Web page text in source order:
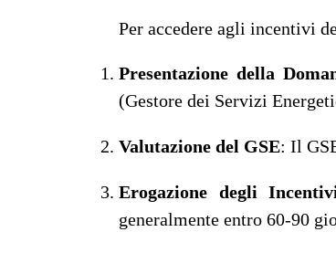
Per accedere agli incentivi
Presentazione della
(Gestore dei Servizi
Valutazione del GSE: Il
Erogazione degli
generalmente entro 60-90